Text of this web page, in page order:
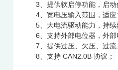
3、提供软启停功能，启
4、宽电压输入范围，适应
5、大电流驱动能力，持
6、支持外部电位器，外
7、提供过压、欠压、过
8、支持 CAN2.0B 协议；